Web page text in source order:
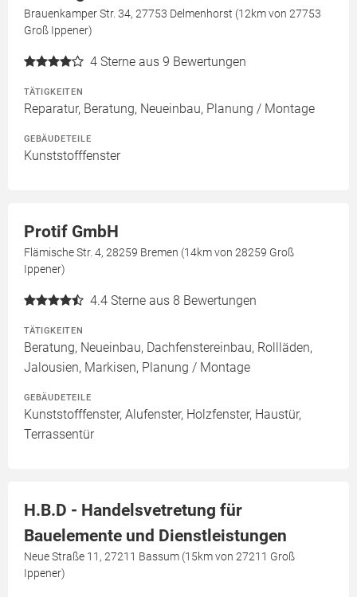
Brauenkamper Str. 34, 27753 Delmenhorst (12km von 27753
Groß Ippener)
4 Sterne aus 9 Bewertungen
TÄTIGKEITEN
Reparatur, Beratung, Neueinbau, Planung / Montage
GEBÄUDETEILE
Kunststofffenster
Protif GmbH
Flämische Str. 4, 28259 Bremen (14km von 28259 Groß
Ippener)
4.4 Sterne aus 8 Bewertungen
TÄTIGKEITEN
Beratung, Neueinbau, Dachfenstereinbau, Rollläden,
Jalousien, Markisen, Planung / Montage
GEBÄUDETEILE
Kunststofffenster, Alufenster, Holzfenster, Haustür,
Terrassentür
H.B.D - Handelsvetretung für
Bauelemente und Dienstleistungen
Neue Straße 11, 27211 Bassum (15km von 27211 Groß
Ippener)